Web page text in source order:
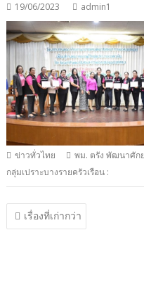
19/06/2023 admin1
ข่าวทั่วไทย
พม. ตรัง พัฒนาศัก
กลุ่มเปราะบางรายครัวเรือน :
แนะแนว
เรื่อง
เรื่องที่เก่ากว่า